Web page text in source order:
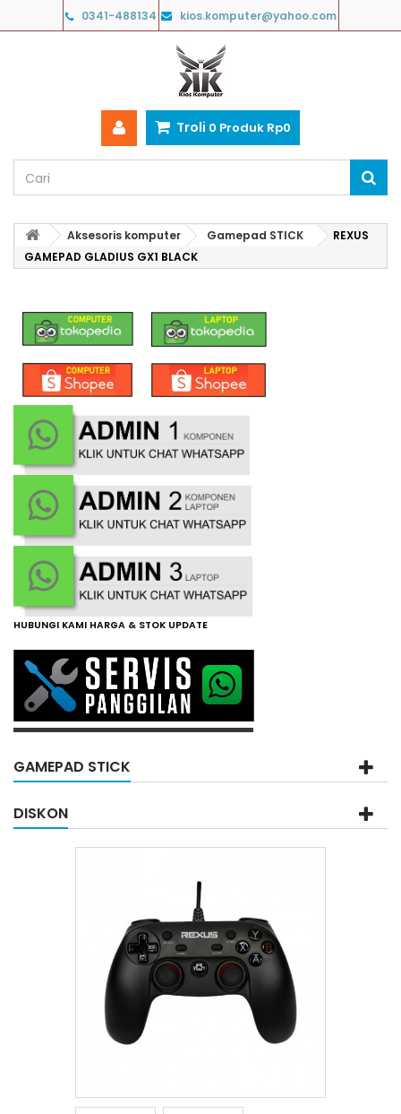
0341-488134 kios.komputer@yahoo.com
Troli 0 Produk Rp‎0
Aksesoris komputer Gamepad STICK
REXUS
GAMEPAD GLADIUS GX1 BLACK
HUBUNGI KAMI HARGA & STOK UPDATE
GAMEPAD STICK
DISKON